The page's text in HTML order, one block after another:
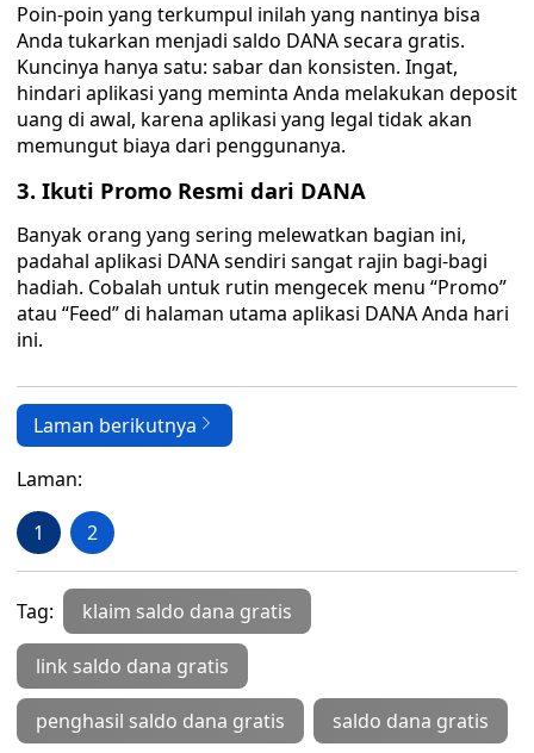
Poin-poin yang terkumpul inilah yang nantinya bisa
Anda tukarkan menjadi saldo DANA secara gratis.
Kuncinya hanya satu: sabar dan konsisten. Ingat,
hindari aplikasi yang meminta Anda melakukan deposit
uang di awal, karena aplikasi yang legal tidak akan
memungut biaya dari penggunanya.
3. Ikuti Promo Resmi dari DANA
Banyak orang yang sering melewatkan bagian ini,
padahal aplikasi DANA sendiri sangat rajin bagi-bagi
hadiah. Cobalah untuk rutin mengecek menu “Promo”
atau “Feed” di halaman utama aplikasi DANA Anda hari
ini.
Laman berikutnya
Laman:
1 2
Tag: klaim saldo dana gratis
link saldo dana gratis
penghasil saldo dana gratis saldo dana gratis